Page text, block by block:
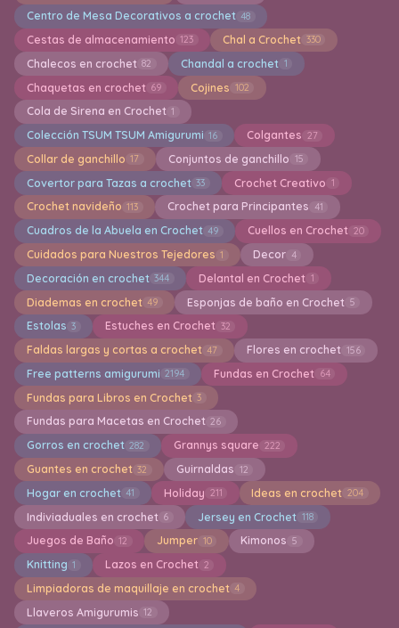
Centro de Mesa Decorativos a crochet 48
Cestas de almacenamiento 123 Chal a Crochet 330
Chalecos en crochet 82 Chandal a crochet 1
Chaquetas en crochet 69 Cojines 102
Cola de Sirena en Crochet 1
Colección TSUM TSUM Amigurumi 16 Colgantes 27
Collar de ganchillo 17 Conjuntos de ganchillo 15
Covertor para Tazas a crochet 33 Crochet Creativo 1
Crochet navideño 113 Crochet para Principantes 41
Cuadros de la Abuela en Crochet 49 Cuellos en Crochet 20
Cuidados para Nuestros Tejedores 1 Decor 4
Decoración en crochet 344 Delantal en Crochet 1
Diademas en crochet 49 Esponjas de baño en Crochet 5
Estolas 3 Estuches en Crochet 32
Faldas largas y cortas a crochet 47 Flores en crochet 156
Free patterns amigurumi 2194 Fundas en Crochet 64
Fundas para Libros en Crochet 3
Fundas para Macetas en Crochet 26
Gorros en crochet 282 Grannys square 222
Guantes en crochet 32 Guirnaldas 12
Hogar en crochet 41 Holiday 211 Ideas en crochet 204
Indiviaduales en crochet 6 Jersey en Crochet 118
Juegos de Baño 12 Jumper 10 Kimonos 5
Knitting 1 Lazos en Crochet 2
Limpiadoras de maquillaje en crochet 4
Llaveros Amigurumis 12